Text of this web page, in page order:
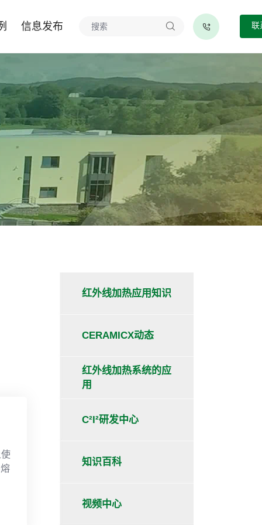
信息发布 联
红外线加热应用知识
CERAMICX动态
红外线加热系统的应
用
C²I²研发中心
知识百科
视频中心